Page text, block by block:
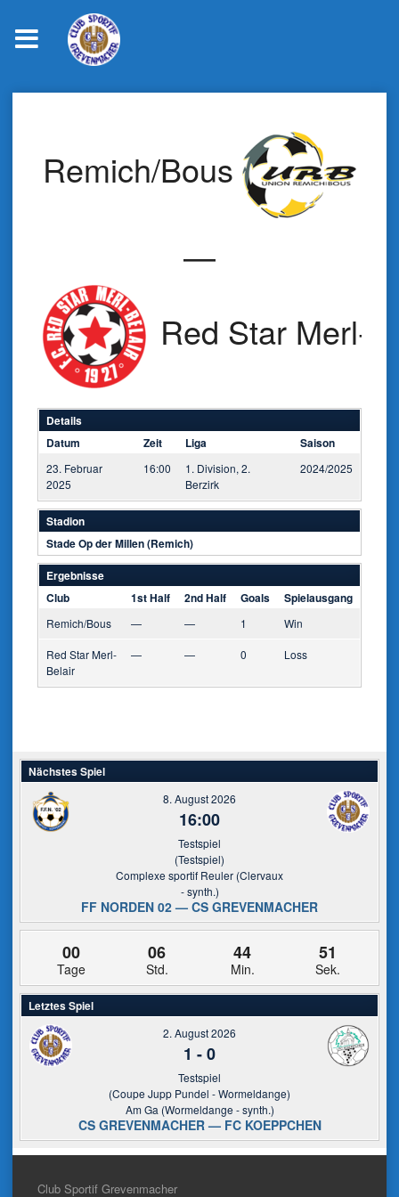
Remich/Bous
—
Red Star Merl-
Details
Datum
Zeit Liga Saison
23. Februar
2025
16:00
1. Division, 2.
Berzirk
2024/2025
Stadion
Stade Op der Millen (Remich)
Ergebnisse
Club
1st Half 2nd Half Goals Spielausgang
Remich/Bous — — 1 Win
Red Star Merl-
Belair
— — 0 Loss
Nächstes Spiel
8. August 2026
16:00
Testspiel
(Testspiel)
Complexe sportif Reuler (Clervaux
- synth.)
FF NORDEN 02 — CS GREVENMACHER
00
Tage
06
Std.
44
Min.
51
Sek.
Letztes Spiel
2. August 2026
1 -0
Testspiel
(Coupe Jupp Pundel - Wormeldange)
Am Ga (Wormeldange - synth.)
CS GREVENMACHER — FC KOEPPCHEN
Club Sportif Grevenmacher